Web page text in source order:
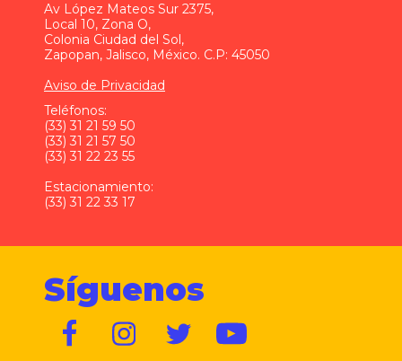
Av López Mateos Sur 2375,
Local 10, Zona O,
Colonia Ciudad del Sol,
Zapopan, Jalisco, México. C.P: 45050
Aviso de Privacidad
Teléfonos:
(33) 31 21 59 50
(33) 31 21 57 50
(33) 31 22 23 55
Estacionamiento:
(33) 31 22 33 17
Síguenos